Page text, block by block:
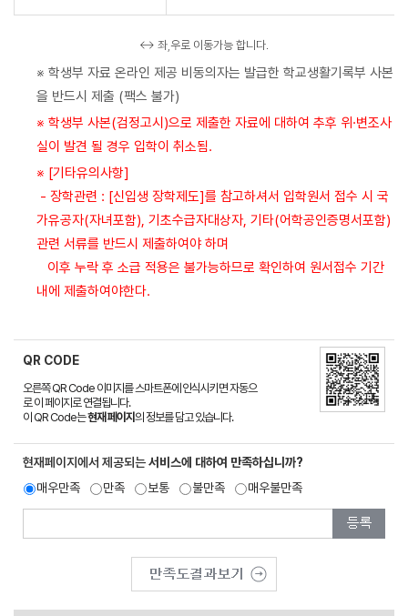
↔ 좌,우로 이동가능 합니다.
※ 학생부 자료 온라인 제공 비동의자는 발급한 학교생활기록부 사본
을 반드시 제출 (팩스 불가)
※ 학생부 사본(검정고시)으로 제출한 자료에 대하여 추후 위·변조사
실이 발견 될 경우 입학이 취소됨.
※ [기타유의사항]
- 장학관련 : [신입생 장학제도]를 참고하셔서 입학원서 접수 시 국
가유공자(자녀포함), 기초수급자대상자, 기타(어학공인증명서포함)
관련 서류를 반드시 제출하여야 하며
이후 누락 후 소급 적용은 불가능하므로 확인하여 원서접수 기간
내에 제출하여야한다.
QR CODE
오른쪽 QR Code 이미지를 스마트폰에 인식시키면 자동으
로 이 페이지로 연결됩니다.
이 QR Code는현재 페이지의 정보를 담고 있습니다.
현재페이지에서 제공되는서비스에 대하여 만족하십니까?
매우만족
만족 보통 불만족 매우불만족